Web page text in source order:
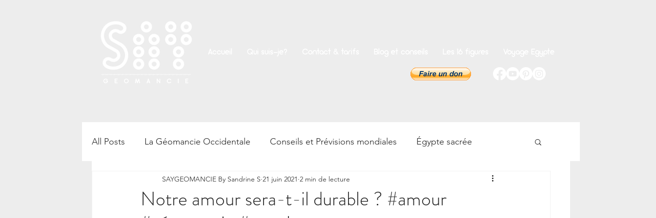
All Posts La Géomancie Occidentale Conseils et Prévisions mondiales Égypte sacrée
Rencontre, atelier et conférences Bien-être Psycho & Développement personnel
Notre amour sera-t-il durable ? #amour
SAYGEOMANCIE By Sandrine S 21 juin 2021 2 min de lecture